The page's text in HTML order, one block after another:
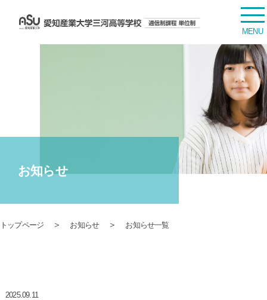
お知らせ
トップページ ＞ お知らせ ＞ お知らせ一覧
2025.09.11